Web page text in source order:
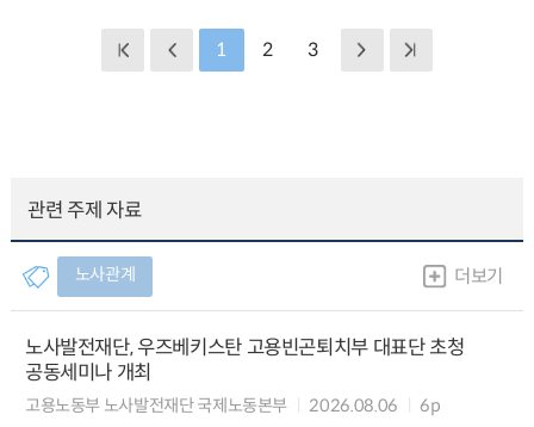
1 2 3
관련 주제 자료
노사관계 더보기
노사발전재단, 우즈베키스탄 고용빈곤퇴치부 대표단 초청
공동세미나 개최
고용노동부 노사발전재단 국제노동본부 2026.08.06 6p